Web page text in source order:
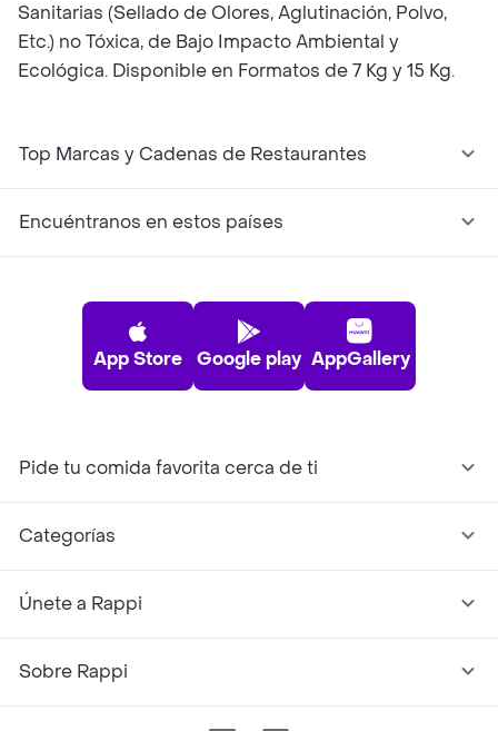
Sanitarias (Sellado de Olores, Aglutinación, Polvo,
Etc.) no Tóxica, de Bajo Impacto Ambiental y
Ecológica. Disponible en Formatos de 7 Kg y 15 Kg.
Top Marcas y Cadenas de Restaurantes
Encuéntranos en estos países
App Store Google play AppGallery
Pide tu comida favorita cerca de ti
Categorías
Únete a Rappi
Sobre Rappi